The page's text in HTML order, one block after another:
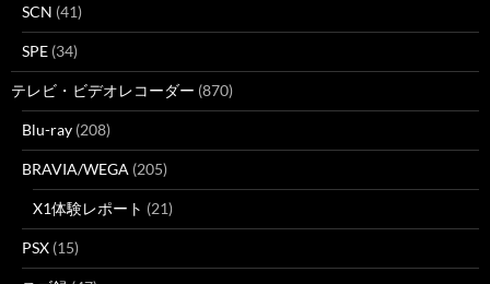
SCN (41)
SPE (34)
テレビ・ビデオレコーダー (870)
Blu-ray (208)
BRAVIA/WEGA (205)
X1体験レポート (21)
PSX (15)